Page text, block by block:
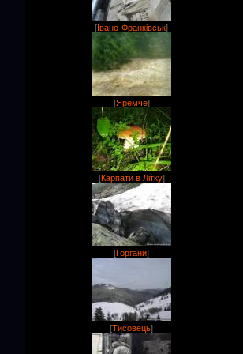
[Івано-Франківськ]
[Яремче]
[Карпати в Літку]
[Горгани]
[Тисовець]